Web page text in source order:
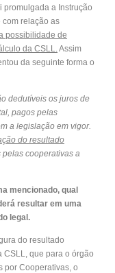
promulgada a Instrução
com relação as
possibilidade de
da CSLL.
Assim
da seguinte forma o
dedutíveis os juros de
pagos pelas
a legislação em vigor.
do resultado
pelas cooperativas a
mencionado, qual
resultar em uma
legal.
do resultado
que para o órgão
por Cooperativas, o